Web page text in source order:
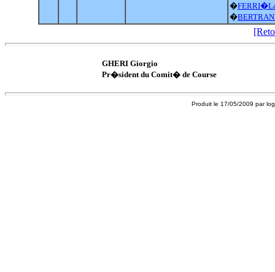
�
�
GHERI Giorgio
Pr�sident du Comit� de Course
Produit le 17/05/2009 par